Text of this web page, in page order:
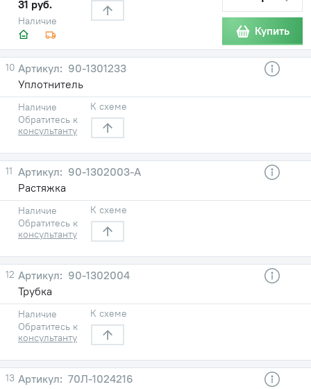
Наличие
31 руб.
Купить
10
90-1301233
Уплотнитель
Наличие
Обратитесь к
консультанту
К схеме
11
90-1302003-А
Растяжка
Наличие
Обратитесь к
консультанту
К схеме
12
90-1302004
Трубка
Наличие
Обратитесь к
консультанту
К схеме
13
70Л-1024216